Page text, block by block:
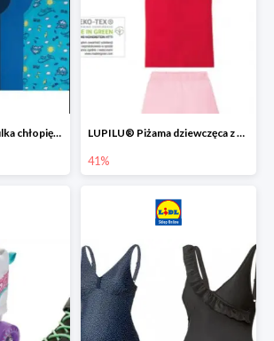
LUPILU® Podkoszulka chłopięca z bawełny -20% LUPILU® Piżama dziewczęca z bawełny -41%
41%